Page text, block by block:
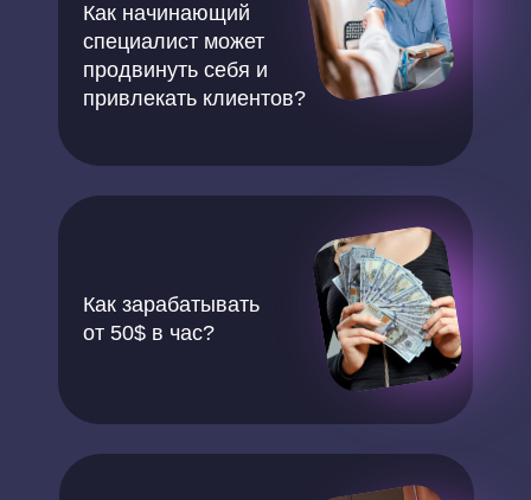
Как начинающий
специалист может
продвинуть себя и
привлекать клиентов?
Как зарабатывать
от 50$ в час?